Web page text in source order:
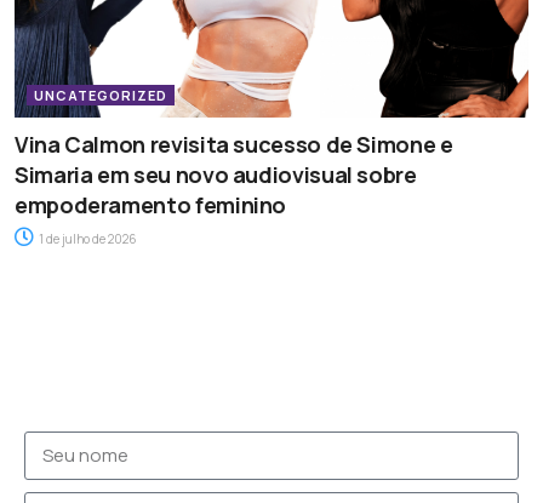
UNCATEGORIZED
Vina Calmon revisita sucesso de Simone e
Simaria em seu novo audiovisual sobre
empoderamento feminino
1 de julho de 2026